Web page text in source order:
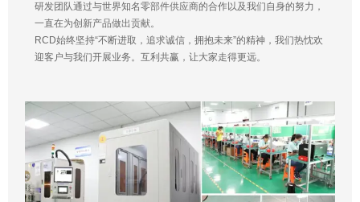
研发团队通过与世界知名零部件供应商的合作以及我们自身的努力，
一直在为创新产品做出贡献。
RCD始终坚持“不断进取，追求诚信，拥抱未来”的精神，我们热忱欢
迎客户与我们开展业务。互利共赢，让大家走得更远。